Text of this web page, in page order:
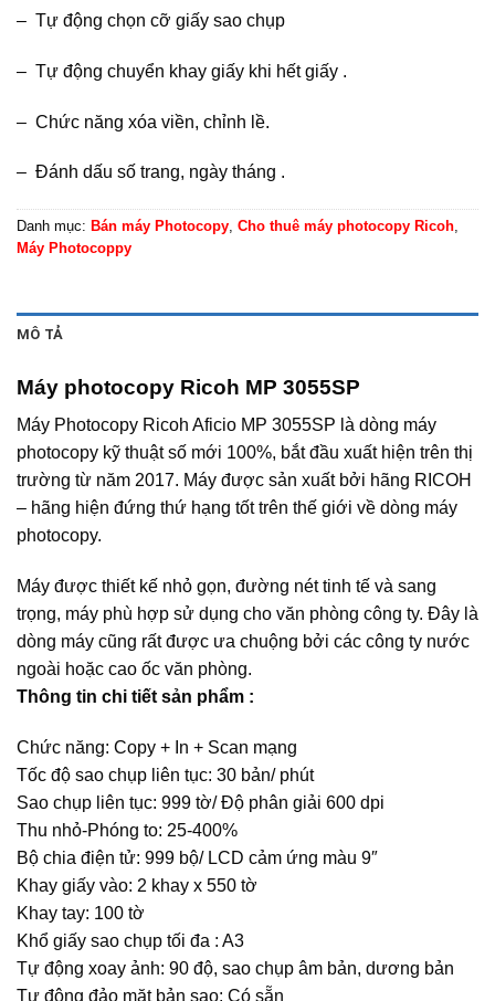
– Tự động chọn cỡ giấy sao chụp
– Tự động chuyển khay giấy khi hết giấy .
– Chức năng xóa viền, chỉnh lề.
– Đánh dấu số trang, ngày tháng .
Danh mục: Bán máy Photocopy, Cho thuê máy photocopy Ricoh,
Máy Photocoppy
MÔ TẢ
Máy photocopy Ricoh MP 3055SP
Máy Photocopy Ricoh Aficio MP 3055SP là dòng máy
photocopy kỹ thuật số mới 100%, bắt đầu xuất hiện trên thị
trường từ năm 2017. Máy được sản xuất bởi hãng RICOH
– hãng hiện đứng thứ hạng tốt trên thế giới về dòng máy
photocopy.
Máy được thiết kế nhỏ gọn, đường nét tinh tế và sang
trọng, máy phù hợp sử dụng cho văn phòng công ty. Đây là
dòng máy cũng rất được ưa chuộng bởi các công ty nước
ngoài hoặc cao ốc văn phòng.
Thông tin chi tiết sản phẩm :
Chức năng: Copy + In + Scan mạng
Tốc độ sao chụp liên tục: 30 bản/ phút
Sao chụp liên tục: 999 tờ/ Độ phân giải 600 dpi
Thu nhỏ-Phóng to: 25-400%
Bộ chia điện tử: 999 bộ/ LCD cảm ứng màu 9″
Khay giấy vào: 2 khay x 550 tờ
Khay tay: 100 tờ
Khổ giấy sao chụp tối đa : A3
Tự động xoay ảnh: 90 độ, sao chụp âm bản, dương bản
Tự động đảo mặt bản sao: Có sẵn